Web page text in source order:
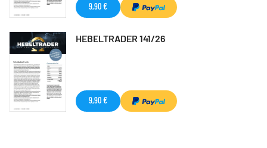
9,90 €
HEBELTRADER 141/26
9,90 €